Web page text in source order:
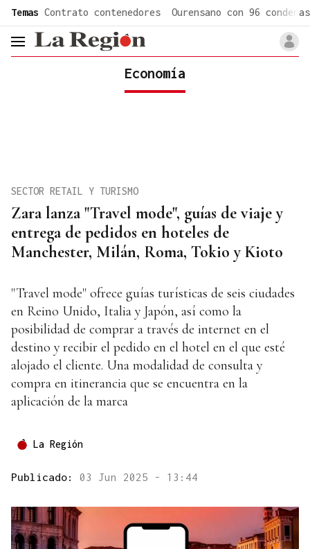
Temas Contrato contenedores Ourensano con 96 condenas
header.menu.open
Economía
Zara lanza "Travel mode", guías de viaje y
entrega de pedidos en hoteles de
Manchester, Milán, Roma, Tokio y Kioto
SECTOR RETAIL Y TURISMO
"Travel mode" ofrece guías turísticas de seis ciudades
en Reino Unido, Italia y Japón, así como la
posibilidad de comprar a través de internet en el
destino y recibir el pedido en el hotel en el que esté
alojado el cliente. Una modalidad de consulta y
compra en itinerancia que se encuentra en la
aplicación de la marca
La Región
Publicado: 03 Jun 2025 - 13:44